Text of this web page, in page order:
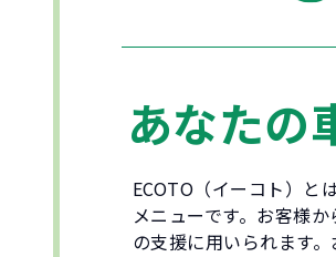
あなたの
ECOTO（イーコト）と
メニューです。お客様
の支援に用いられます